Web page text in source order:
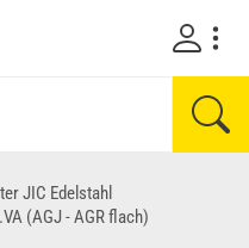
JIC Edelstahl
(AGJ - AGR flach)